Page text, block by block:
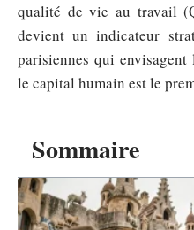
Sommaire
qualité de vie au travail
devient un indicateur
parisiennes qui
le capital humain est le